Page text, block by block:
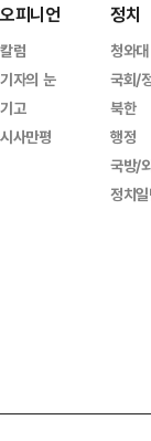
오피니언
칼럼
기자의 눈
기고
시사만평
정치
청와대
국회/
북한
행정
국방/
정치